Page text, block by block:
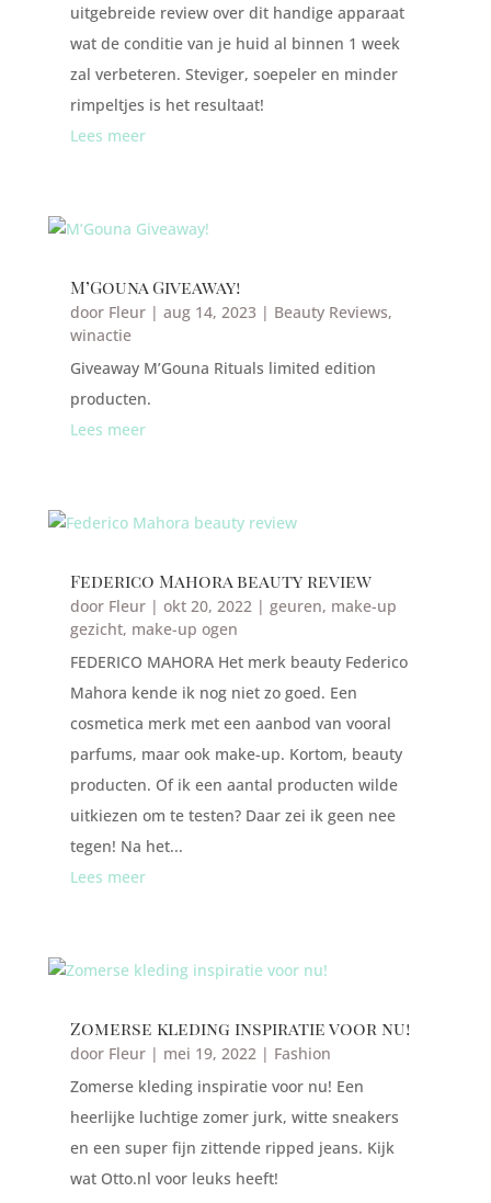
uitgebreide review over dit handige apparaat
wat de conditie van je huid al binnen 1 week
zal verbeteren. Steviger, soepeler en minder
rimpeltjes is het resultaat!
Lees meer
M’Gouna Giveaway!
door Fleur| aug 14, 2023| Beauty Reviews,
winactie
Giveaway M’Gouna Rituals limited edition
producten.
Lees meer
Federico Mahora beauty review
door Fleur| okt 20, 2022| geuren, make-up
gezicht, make-up ogen
FEDERICO MAHORA Het merk beauty Federico
Mahora kende ik nog niet zo goed. Een
cosmetica merk met een aanbod van vooral
parfums, maar ook make-up. Kortom, beauty
producten. Of ik een aantal producten wilde
uitkiezen om te testen? Daar zei ik geen nee
tegen! Na het...
Lees meer
Zomerse kleding inspiratie voor nu!
door Fleur| mei 19, 2022| Fashion
Zomerse kleding inspiratie voor nu! Een
heerlijke luchtige zomer jurk, witte sneakers
en een super fijn zittende ripped jeans. Kijk
wat Otto.nl voor leuks heeft!